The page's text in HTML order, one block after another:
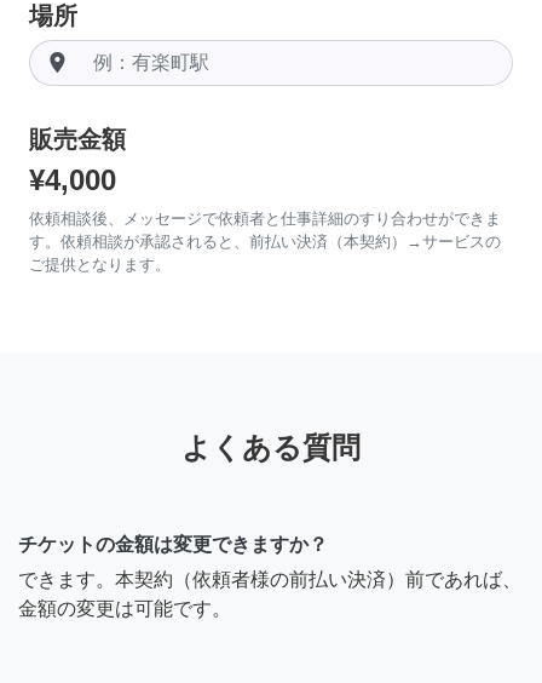
場所
room
販売金額
¥4,000
依頼相談後、メッセージで依頼者と仕事詳細のすり合わせができま
す。依頼相談が承認されると、前払い決済（本契約）→サービスの
ご提供となります。
よくある質問
チケットの金額は変更できますか？
できます。本契約（依頼者様の前払い決済）前であれば、
金額の変更は可能です。